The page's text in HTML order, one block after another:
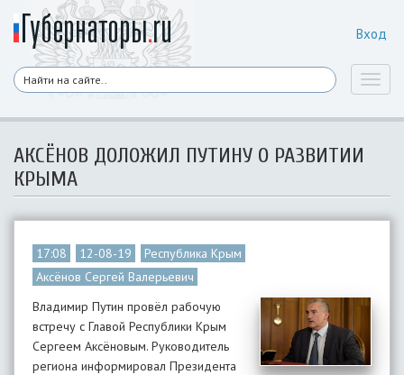
Вход
АКСЁНОВ ДОЛОЖИЛ ПУТИНУ О РАЗВИТИИ
КРЫМА
17:08 12-08-19
Республика Крым
Аксёнов Сергей Валерьевич
Владимир Путин провёл рабочую
встречу с Главой Республики Крым
Сергеем Аксёновым. Руководитель
региона информировал Президента